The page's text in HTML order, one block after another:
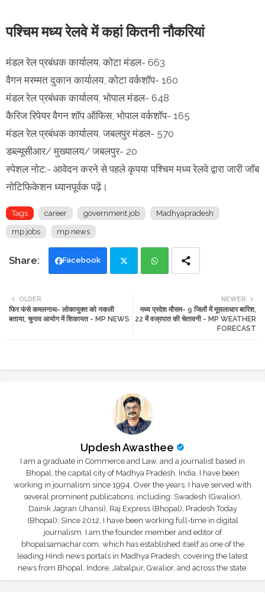
पश्चिम मध्य रेलवे में कहां कितनी नौकरियां
मंडल रेल प्रबंधक कार्यालय, कोटा मंडल- 663
वैगन मरम्मत दुकान कार्यालय, कोटा वर्कशॉप- 160
मंडल रेल प्रबंधक कार्यालय, भोपाल मंडल- 648
कैरिज रिपेयर वैगन शॉप ऑफिस, भोपाल वर्कशॉप- 165
मंडल रेल प्रबंधक कार्यालय, जबलपुर मंडल- 570
डब्ल्यूसीआर/ मुख्यालय/ जबलपुर- 20
स्पेशल नोट:- आवेदन करने से पहले कृपया पश्चिम मध्य रेलवे द्वारा जारी जॉब
नोटिफिकेशन ध्यानपूर्वक पढ़ें।
Tags career government job Madhyapradesh
mp jobs mp news
Facebook
ats
NEWER
मध्य प्रदेश मौसम- 9 जिलों में मूसलाधार बारिश,
22 में वज्रपात की चेतावनी - MP WEATHER
FORECAST
OLDER
फिर फंसे कमलनाथ- लोकायुक्त को नकली
बताया, चुनाव आयोग में शिकायत - MP NEWS
Updesh Awasthee
I am a graduate in Commerce and Law, and a journalist based in
Bhopal, the capital city of Madhya Pradesh, India. I have been
working in journalism since 1994. Over the years, I have served with
several prominent publications, including: Swadesh (Gwalior),
Dainik Jagran (Jhansi), Raj Express (Bhopal), Pradesh Today
(Bhopal); Since 2012, I have been working full-time in digital
journalism. I am the founder member and editor of
bhopalsamachar.com, which has established itself as one of the
leading Hindi news portals in Madhya Pradesh, covering the latest
news from Bhopal, Indore, Jabalpur, Gwalior, and across the state.